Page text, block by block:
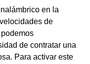
en la
de
de contratar una
Para activar este